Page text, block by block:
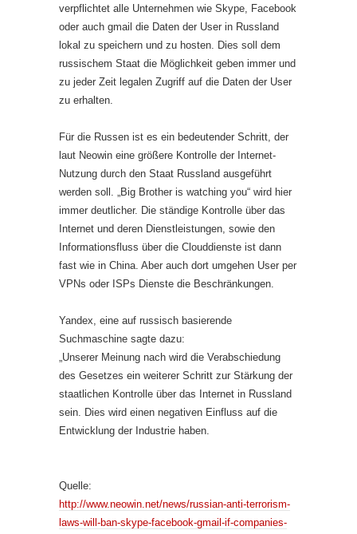
verpflichtet alle Unternehmen wie Skype, Facebook
oder auch gmail die Daten der User in Russland
lokal zu speichern und zu hosten. Dies soll dem
russischem Staat die Möglichkeit geben immer und
zu jeder Zeit legalen Zugriff auf die Daten der User
zu erhalten.
Für die Russen ist es ein bedeutender Schritt, der
laut Neowin eine größere Kontrolle der Internet-
Nutzung durch den Staat Russland ausgeführt
werden soll. „Big Brother is watching you“ wird hier
immer deutlicher. Die ständige Kontrolle über das
Internet und deren Dienstleistungen, sowie den
Informationsfluss über die Clouddienste ist dann
fast wie in China. Aber auch dort umgehen User per
VPNs oder ISPs Dienste die Beschränkungen.
Yandex, eine auf russisch basierende
Suchmaschine sagte dazu:
„Unserer Meinung nach wird die Verabschiedung
des Gesetzes ein weiterer Schritt zur Stärkung der
staatlichen Kontrolle über das Internet in Russland
sein. Dies wird einen negativen Einfluss auf die
Entwicklung der Industrie haben.
Quelle:
http://www.neowin.net/news/russian-anti-terrorism-
laws-will-ban-skype-facebook-gmail-if-companies-